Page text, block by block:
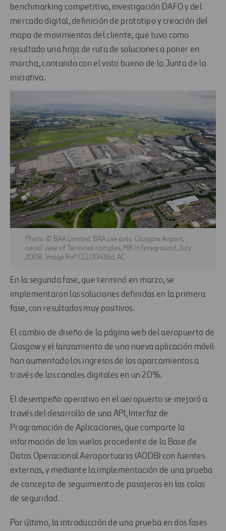
benchmarking competitivo, investigación DAFO y del
mercado digital, definición de prototipo y creación del
mapa de movimientos del cliente, que tuvo como
resultado una hoja de ruta de soluciones a poner en
marcha, contando con el visto bueno de la Junta de la
iniciativa.
Photo © BAA Limited. BAA use only. Glasgow Airport,
aerial view of Terminal complex, M8 in foreground, July
2008. Image Ref CGL00436d, AC
En la segunda fase, que terminó en marzo, se
implementaron las soluciones definidas en la primera
fase, con resultados muy positivos.
El cambio de diseño de la página web del aeropuerto de
Glasgow y el lanzamiento de una nueva aplicación móvil
han aumentado los ingresos de los aparcamientos a
través de los canales digitales en un 20%.
El desempeño operativo en el aeropuerto se mejoró a
través del desarrollo de una API, Interfaz de
Programación de Aplicaciones, que comparte la
información de los vuelos procedente de la Base de
Datos Operacional Aeroportuaria (AODB) con fuentes
externas, y mediante la implementación de una prueba
de concepto de seguimiento de pasajeros en las colas
de seguridad.
Por último, la introducción de una prueba en dos fases